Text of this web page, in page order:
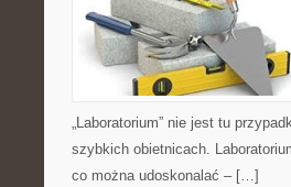
„Laboratorium” nie jest tu
szybkich obietnicach.
co można udoskonalać – […]